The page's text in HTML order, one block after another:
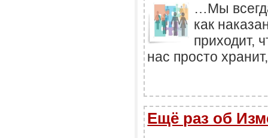
…Мы
как
приходит,
нас просто
Ещё раз об